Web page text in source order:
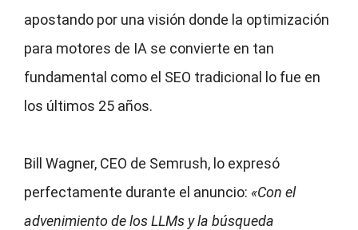
apostando por una visión donde la optimización
para motores de IA se convierte en tan
fundamental como el SEO tradicional lo fue en
los últimos 25 años.
Bill Wagner, CEO de Semrush, lo expresó
perfectamente durante el anuncio: «Con el
advenimiento de los LLMs y la búsqueda